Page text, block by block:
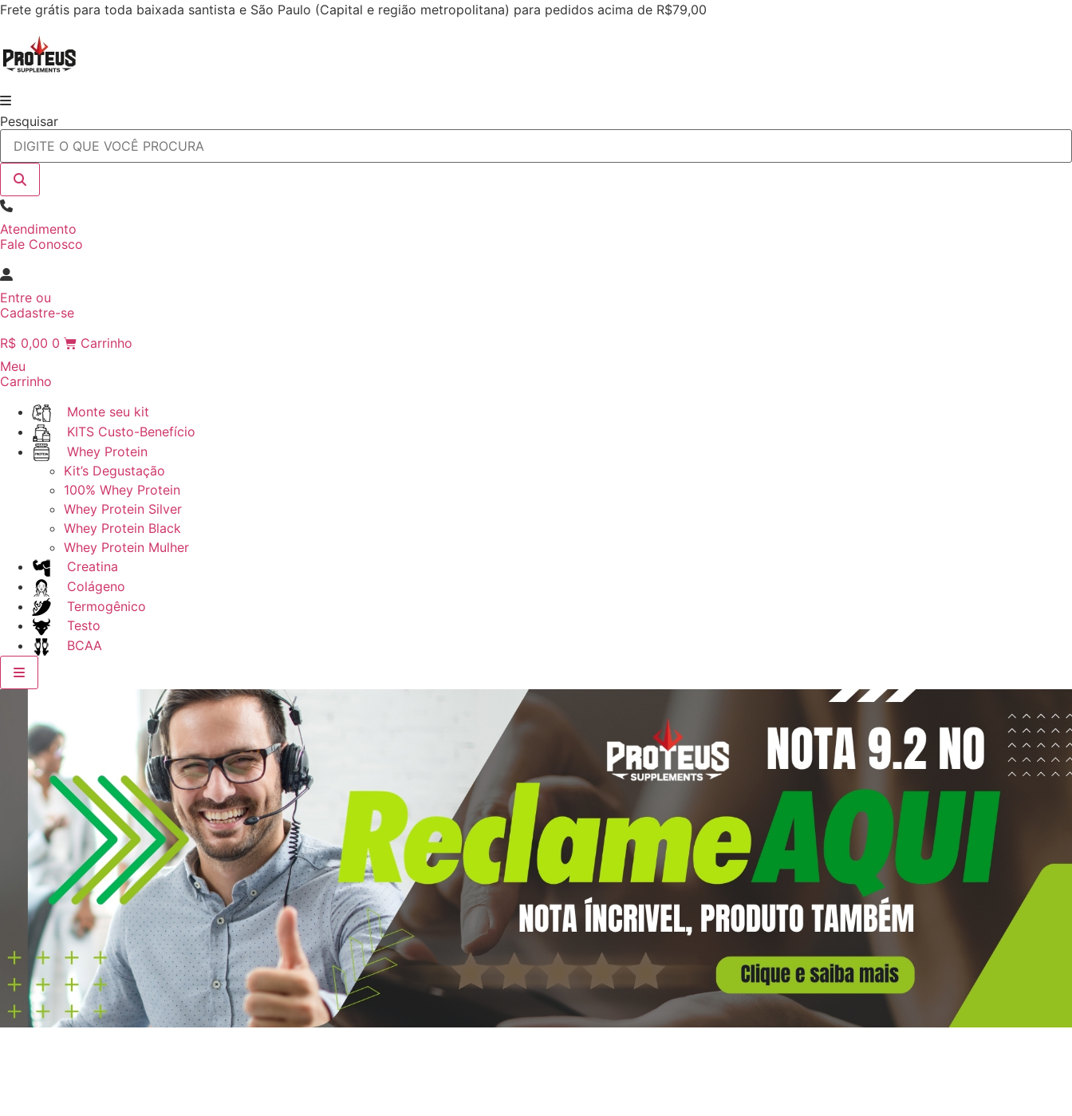
Ir
o
conteúdo
Frete grátis para toda baixada santista e São Paulo (Capital e região metropolitana) para pedidos acima de R$79,00
Pesquisar
Atendimento
Fale Conosco
Entre ou
Cadastre-se
R$ 0,00 0
Carrinho
Meu
Carrinho
Monte seu kit
KITS Custo-Benefício
Whey Protein
Kit’s Degustação
100% Whey Protein
Whey Protein Silver
Whey Protein Black
Whey Protein Mulher
Creatina
Colágeno
Termogênico
Testo
BCAA